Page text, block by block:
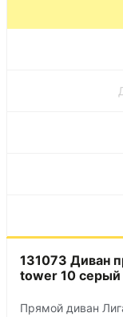
131073 Диван
tower 10 серый
Прямой диван